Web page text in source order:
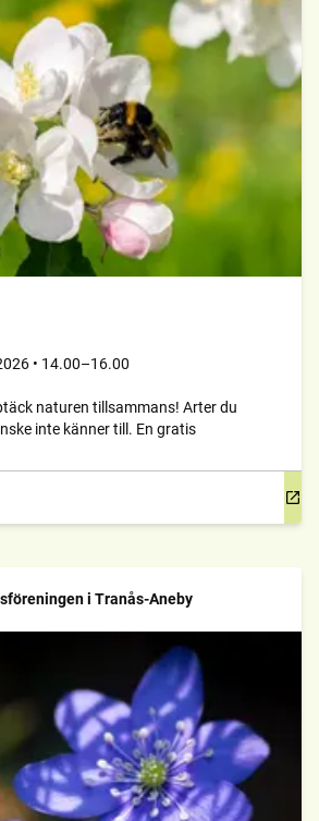
• 14.00–16.00
naturen tillsammans! Arter du
inte känner till. En gratis
i Tranås-Aneby